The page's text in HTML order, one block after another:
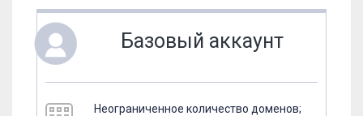
Базовый аккаунт
Неограниченное количество доменов;